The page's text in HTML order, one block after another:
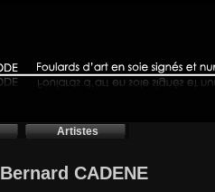
Artistes
Bernard CADENE